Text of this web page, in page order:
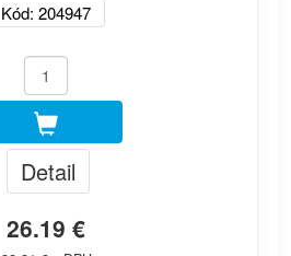
Kód: 204947
Detail
26.19 €